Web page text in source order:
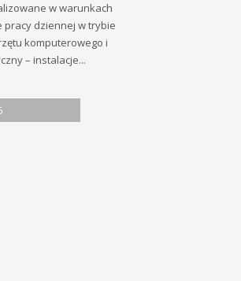
w warunkach
pracy dziennej w trybie
komputerowego i
– instalacje...